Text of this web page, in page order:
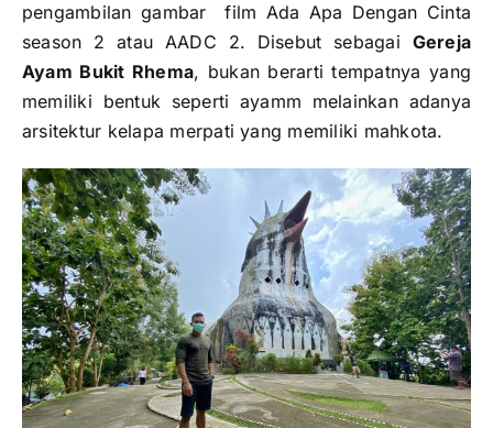
pengambilan gambar film Ada Apa Dengan Cinta
season 2 atau AADC 2. Disebut sebagai Gereja
Ayam Bukit Rhema, bukan berarti tempatnya yang
memiliki bentuk seperti ayamm melainkan adanya
arsitektur kelapa merpati yang memiliki mahkota.